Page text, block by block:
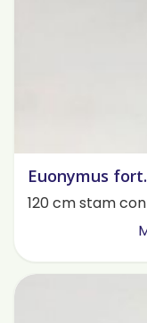
Euonymus
120 cm stam